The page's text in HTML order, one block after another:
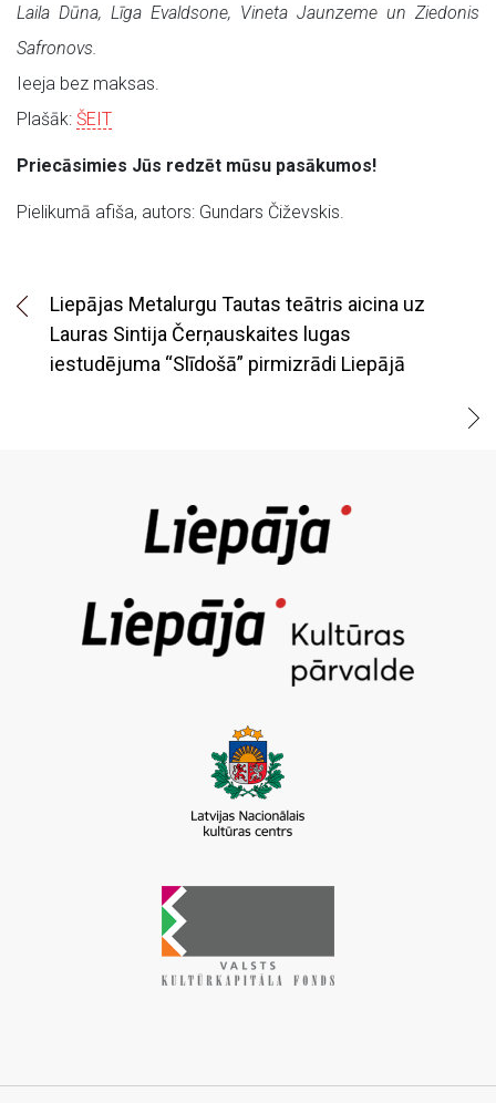
Laila Dūna, Līga Evaldsone, Vineta Jaunzeme un Ziedonis
Safronovs.
Ieeja bez maksas.
Plašāk: ŠEIT
Priecāsimies Jūs redzēt mūsu pasākumos!
Pielikumā afiša, autors: Gundars Čiževskis.
Liepājas Metalurgu Tautas teātris aicina uz
Lauras Sintija Čerņauskaites lugas
iestudējuma “Slīdošā” pirmizrādi Liepājā